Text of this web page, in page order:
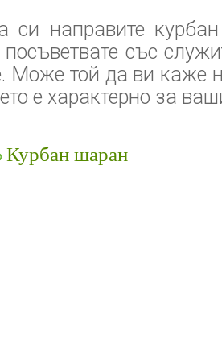
си направите
със
Може той да ви каже
е характерно за
Курбан шаран